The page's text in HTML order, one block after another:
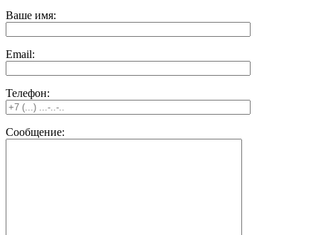
Ваше имя:
Email:
Телефон:
Сообщение: